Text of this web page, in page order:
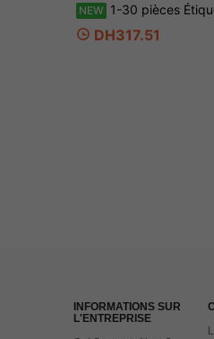
NEW 1-30 pièces Étiquettes de bouteille d'eau personnalisées avec nœud rose, Étiquettes de bouteille d'eau pour le 1er anniversaire avec nœud rose, Décoration de baby shower, Décoration de fête d'anniversaire,
DH317.51
INFORMATIONS SUR
L'ENTREPRISE